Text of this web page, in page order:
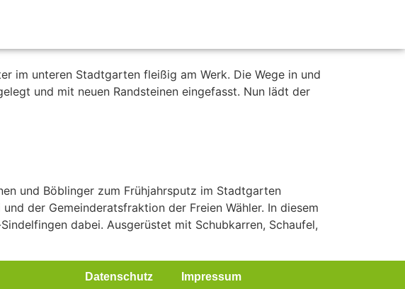
im unteren Stadtgarten fleißig am Werk. Die Wege in und
und mit neuen Randsteinen eingefasst. Nun lädt der
und Böblinger zum Frühjahrsputz im Stadtgarten
der Gemeinderatsfraktion der Freien Wähler. In diesem
dabei. Ausgerüstet mit Schubkarren, Schaufel,
Datenschutz Impressum